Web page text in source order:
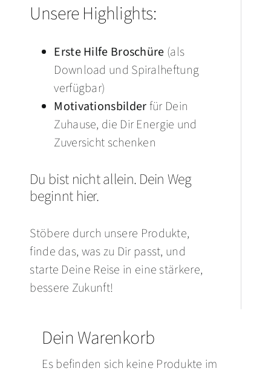
Unsere Highlights:
Erste Hilfe Broschüre (als
Download und Spiralheftung
verfügbar)
Motivationsbilderfür Dein
Zuhause, die Dir Energie und
Zuversicht schenken
Du bist nicht allein. Dein Weg
beginnt hier.
Stöbere durch unsere Produkte,
finde das, was zu Dir passt, und
starte Deine Reise in eine stärkere,
bessere Zukunft!
Dein Warenkorb
Es befinden sich keine Produkte im